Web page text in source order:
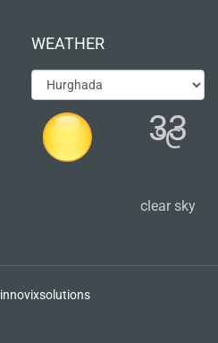
WEATHER
33
℃
clear sky
innovixsolutions